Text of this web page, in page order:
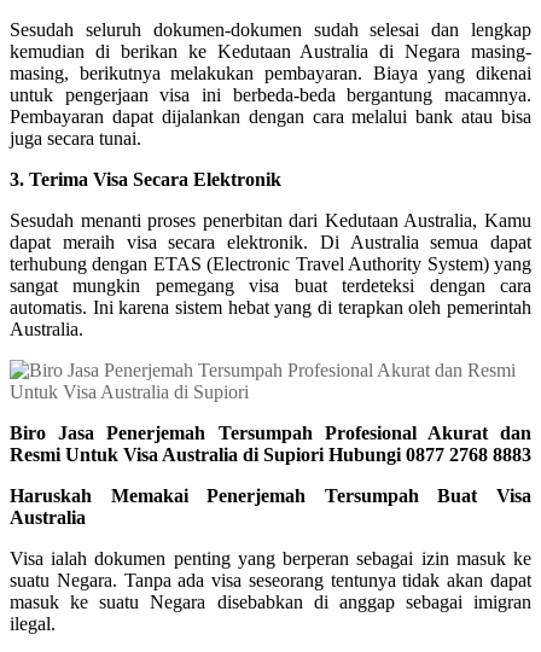
Sesudah seluruh dokumen-dokumen sudah selesai dan lengkap
kemudian di berikan ke Kedutaan Australia di Negara masing-
masing, berikutnya melakukan pembayaran. Biaya yang dikenai
untuk pengerjaan visa ini berbeda-beda bergantung macamnya.
Pembayaran dapat dijalankan dengan cara melalui bank atau bisa
juga secara tunai.
3. Terima Visa Secara Elektronik
Sesudah menanti proses penerbitan dari Kedutaan Australia, Kamu
dapat meraih visa secara elektronik. Di Australia semua dapat
terhubung dengan ETAS (Electronic Travel Authority System) yang
sangat mungkin pemegang visa buat terdeteksi dengan cara
automatis. Ini karena sistem hebat yang di terapkan oleh pemerintah
Australia.
Biro Jasa Penerjemah Tersumpah Profesional Akurat dan
Resmi Untuk Visa Australia di Supiori Hubungi 0877 2768 8883
Haruskah Memakai Penerjemah Tersumpah Buat Visa
Australia
Visa ialah dokumen penting yang berperan sebagai izin masuk ke
suatu Negara. Tanpa ada visa seseorang tentunya tidak akan dapat
masuk ke suatu Negara disebabkan di anggap sebagai imigran
ilegal.